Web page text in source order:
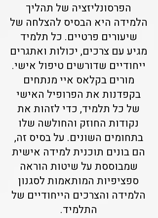
הפרסונליזציה של תהליך
הלמידה היא הבסיס להצלחה של
שיעורים פרטיים. כל תלמיד
מגיע עם צרכים, יכולות ואתגרים
ייחודיים שדורשים טיפול אישי.
מורים בקלאס איי מנתחים
בקפדנות את הפרופיל האישי
של כל תלמיד, כדי לזהות את
נקודות החוזק והחולשה שלו
בתחומים השונים. על בסיס זה,
הם בונים תוכנית למידה אישית
שמבוססת על שיטות הוראה
ספציפיות המותאמות לסגנון
הלמידה והצרכים הייחודיים של
התלמיד.